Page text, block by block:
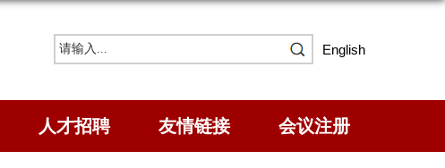
English
人才招聘 友情链接 会议注册